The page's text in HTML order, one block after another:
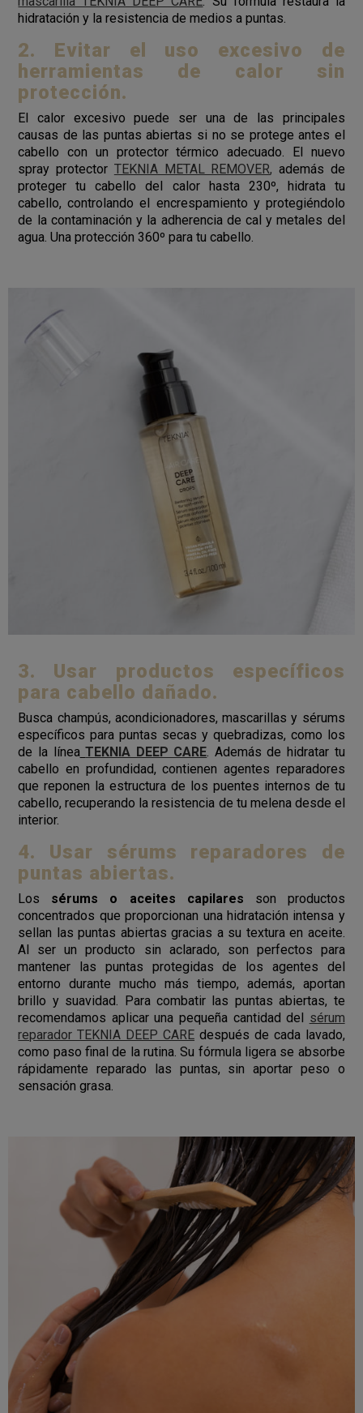
hidratación y la resistencia de medios a puntas.
2. Evitar el uso excesivo de
herramientas de calor sin
protección.
El calor excesivo puede ser una de las principales
causas de las puntas abiertas si no se protege antes el
cabello con un protector térmico adecuado. El nuevo
spray protector TEKNIA METAL REMOVER, además de
proteger tu cabello del calor hasta 230º, hidrata tu
cabello, controlando el encrespamiento y protegiéndolo
de la contaminación y la adherencia de cal y metales del
agua. Una protección 360º para tu cabello.
3. Usar productos específicos
para cabello dañado.
Busca champús, acondicionadores, mascarillas y sérums
específicos para puntas secas y quebradizas, como los
de la línea TEKNIA DEEP CARE. Además de hidratar tu
cabello en profundidad, contienen agentes reparadores
que reponen la estructura de los puentes internos de tu
cabello, recuperando la resistencia de tu melena desde el
interior.
4. Usar sérums reparadores de
puntas abiertas.
Los sérums o aceites capilares son productos
concentrados que proporcionan una hidratación intensa y
sellan las puntas abiertas gracias a su textura en aceite.
Al ser un producto sin aclarado, son perfectos para
mantener las puntas protegidas de los agentes del
entorno durante mucho más tiempo, además, aportan
brillo y suavidad. Para combatir las puntas abiertas, te
recomendamos aplicar una pequeña cantidad del sérum
reparador TEKNIA DEEP CARE después de cada lavado,
como paso final de la rutina. Su fórmula ligera se absorbe
rápidamente reparado las puntas, sin aportar peso o
sensación grasa.